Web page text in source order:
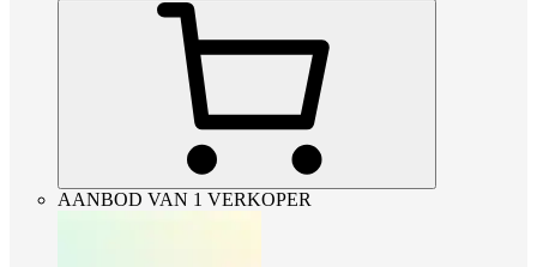
AANBOD VAN 1 VERKOPER